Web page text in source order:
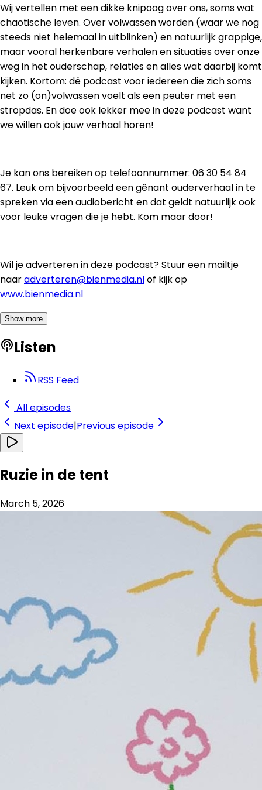
Wij vertellen met een dikke knipoog over ons, soms wat
chaotische leven. Over volwassen worden (waar we nog
steeds niet helemaal in uitblinken) en natuurlijk grappige,
maar vooral herkenbare verhalen en situaties over onze
weg in het ouderschap, relaties en alles wat daarbij komt
kijken. Kortom: dé podcast voor iedereen die zich soms
net zo (on)volwassen voelt als een peuter met een
stropdas. En doe ook lekker mee in deze podcast want
we willen ook jouw verhaal horen!
Je kan ons bereiken op telefoonnummer: 06 30 54 84
67. Leuk om bijvoorbeeld een gênant ouderverhaal in te
spreken via een audiobericht en dat geldt natuurlijk ook
voor leuke vragen die je hebt. Kom maar door!
Wil je adverteren in deze podcast? Stuur een mailtje
naaradverteren@bienmedia.nlof kijk op
www.bienmedia.nl
Show more
Listen
RSS Feed
All episodes
Next episode|Previousepisode
Ruzie in de tent
March 5, 2026